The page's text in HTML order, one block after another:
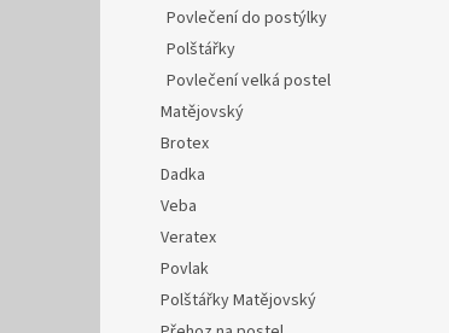
Povlečení do postýlky
Polštářky
Povlečení velká postel
Matějovský
Brotex
Dadka
Veba
Veratex
Povlak
Polštářky Matějovský